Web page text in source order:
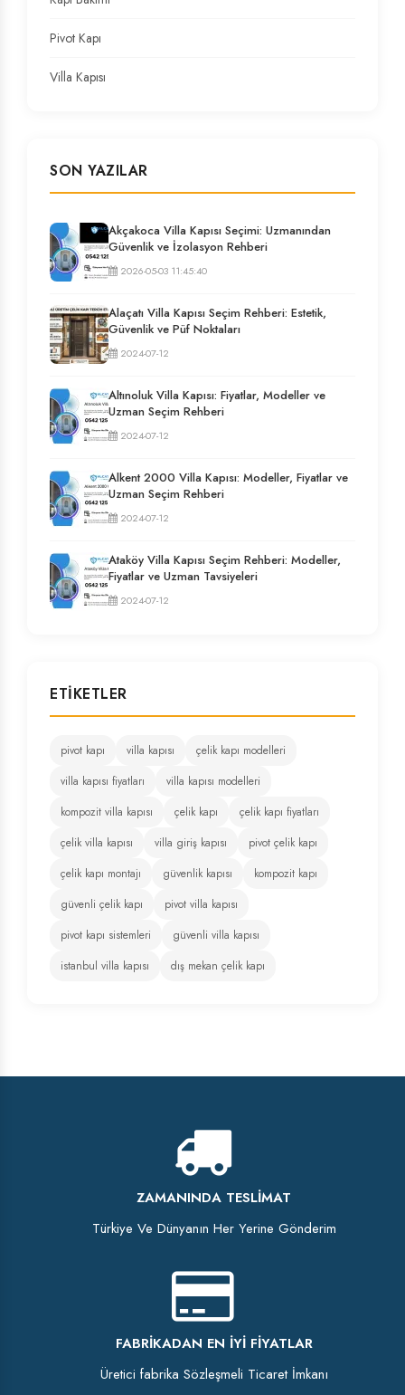
Pivot Kapı
Villa Kapısı
SON YAZILAR
Akçakoca Villa Kapısı Seçimi: Uzmanından
Güvenlik ve İzolasyon Rehberi
2026-05-03 11:45:40
Alaçatı Villa Kapısı Seçim Rehberi: Estetik,
Güvenlik ve Püf Noktaları
2024-07-12
Altınoluk Villa Kapısı: Fiyatlar, Modeller ve
Uzman Seçim Rehberi
2024-07-12
Alkent 2000 Villa Kapısı: Modeller, Fiyatlar ve
Uzman Seçim Rehberi
2024-07-12
Ataköy Villa Kapısı Seçim Rehberi: Modeller,
Fiyatlar ve Uzman Tavsiyeleri
2024-07-12
ETIKETLER
pivot kapı villa kapısı
çelik kapı modelleri
villa kapısı fiyatları
villa kapısı modelleri
kompozit villa kapısı
çelik kapı
çelik kapı fiyatları
çelik villa kapısı
villa giriş kapısı
pivot çelik kapı
çelik kapı montajı
güvenlik kapısı
kompozit kapı
güvenli çelik kapı
pivot villa kapısı
pivot kapı sistemleri
güvenli villa kapısı
istanbul villa kapısı
dış mekan çelik kapı
ZAMANINDA TESLIMAT
Türkiye Ve Dünyanın Her Yerine Gönderim
FABRIKADAN EN İYI FIYATLAR
Üretici fabrika Sözleşmeli Ticaret İmkanı